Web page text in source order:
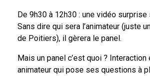
De 9h30 à 12h30 : une vidéo surprise
Sans dire qui sera l’animateur (juste
de Poitiers), il gèrera le panel.
Mais un panel c’est quoi ? Interaction
animateur qui pose ses questions à